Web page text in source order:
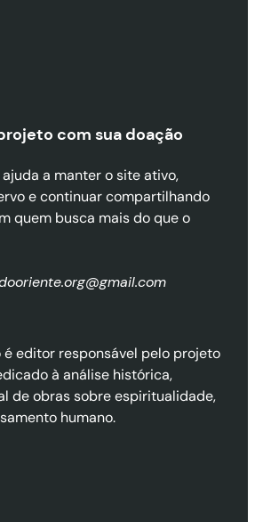
com sua doação
a manter o site ativo,
e continuar compartilhando
quem busca mais do que o
é editor responsável pelo projeto
à análise histórica,
de obras sobre espiritualidade,
humano.